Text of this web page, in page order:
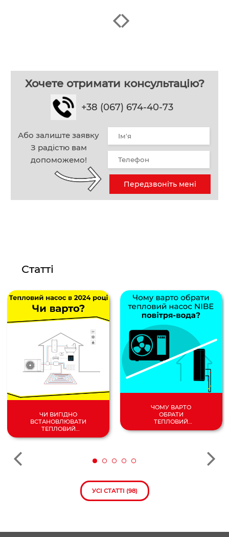
Хочете отримати консультацію?
+38 (067) 674-40-73
Або залиште заявку
З радістю вам
допоможемо!
Передзвоніть мені
Статті
ЧИ ВИГІДНО
ВСТАНОВЛЮВАТИ
ТЕПЛОВИЙ
НАСОС У 2024
ЧОМУ ВАРТО
ОБРАТИ
ТЕПЛОВИЙ
УСІ СТАТТІ (98)